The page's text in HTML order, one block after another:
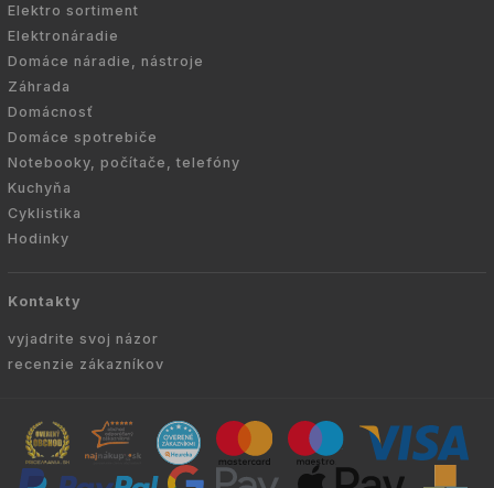
Elektro sortiment
Elektronáradie
Domáce náradie, nástroje
Záhrada
Domácnosť
Domáce spotrebiče
Notebooky, počítače, telefóny
Kuchyňa
Cyklistika
Hodinky
Kontakty
vyjadrite svoj názor
recenzie zákazníkov